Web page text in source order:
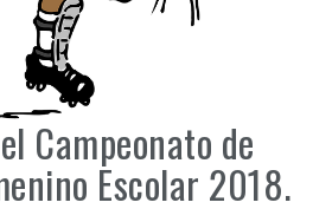
Campeonato de
Escolar 2018.